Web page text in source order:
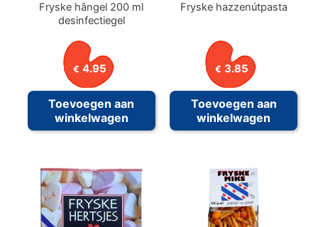
Fryske hângel 200 ml
desinfectiegel
€ 4.95
Toevoegen aan
winkelwagen
Fryske hazzenútpasta
€ 3.85
Toevoegen aan
winkelwagen